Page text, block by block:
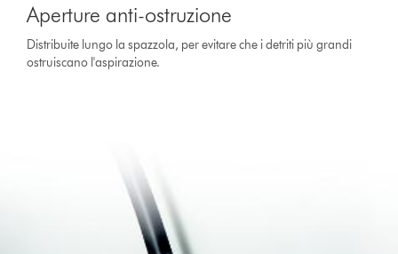
Aperture anti-ostruzione
Distribuite lungo la spazzola, per evitare che i detriti più grandi
ostruiscano l'aspirazione.